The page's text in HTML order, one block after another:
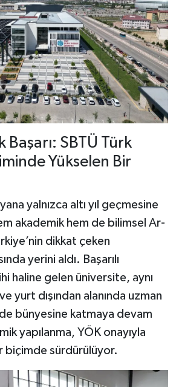
Başarı: SBTÜ Türk
Yükselen Bir
yalnızca altı yıl geçmesine
akademik hem de bilimsel Ar-
dikkat çeken
yerini aldı. Başarılı
haline gelen üniversite, aynı
yurt dışından alanında uzman
bünyesine katmaya devam
yapılanma, YÖK onayıyla
biçimde sürdürülüyor.